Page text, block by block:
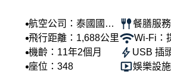
航空公司：泰國國際
航空
飛行距離：1,688公里
機齡：11年2個月
座位：348
餐膳服
供
Wi-Fi：
USB 插
供
娛樂設